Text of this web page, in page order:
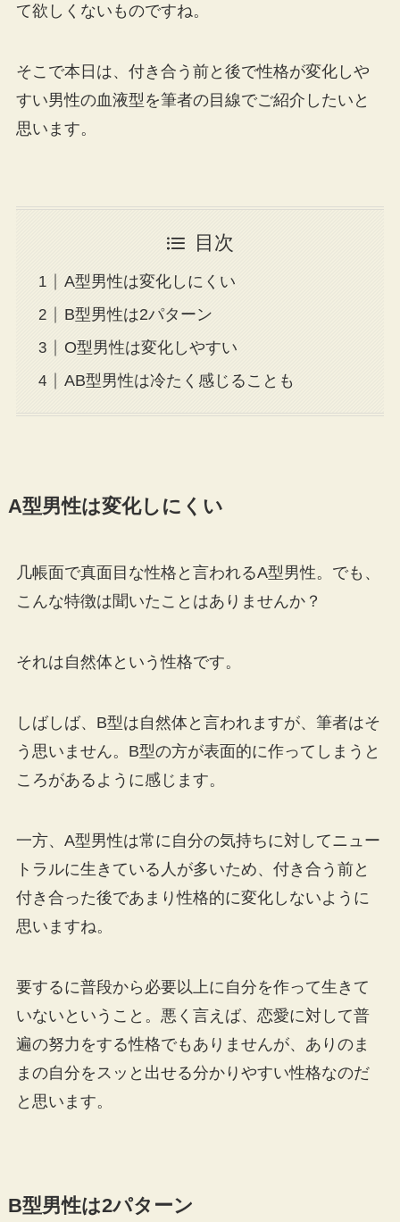
て欲しくないものですね。
そこで本日は、付き合う前と後で性格が変化しや
すい男性の血液型を筆者の目線でご紹介したいと
思います。
目次
A型男性は変化しにくい
B型男性は2パターン
O型男性は変化しやすい
AB型男性は冷たく感じることも
A型男性は変化しにくい
几帳面で真面目な性格と言われるA型男性。でも、
こんな特徴は聞いたことはありませんか？
それは自然体という性格です。
しばしば、B型は自然体と言われますが、筆者はそ
う思いません。B型の方が表面的に作ってしまうと
ころがあるように感じます。
一方、A型男性は常に自分の気持ちに対してニュー
トラルに生きている人が多いため、付き合う前と
付き合った後であまり性格的に変化しないように
思いますね。
要するに普段から必要以上に自分を作って生きて
いないということ。悪く言えば、恋愛に対して普
遍の努力をする性格でもありませんが、ありのま
まの自分をスッと出せる分かりやすい性格なのだ
と思います。
B型男性は2パターン